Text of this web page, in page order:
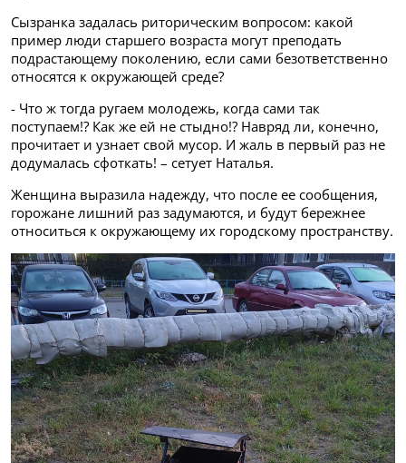
Сызранка задалась риторическим вопросом: какой
пример люди старшего возраста могут преподать
подрастающему поколению, если сами безответственно
относятся к окружающей среде?
- Что ж тогда ругаем молодежь, когда сами так
поступаем!? Как же ей не стыдно!? Навряд ли, конечно,
прочитает и узнает свой мусор. И жаль в первый раз не
додумалась сфоткать! – сетует Наталья.
Женщина выразила надежду, что после ее сообщения,
горожане лишний раз задумаются, и будут бережнее
относиться к окружающему их городскому пространству.